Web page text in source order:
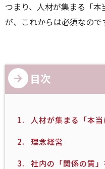
つまり、人材が集まる「
が、これからは必須なので
目次
1. 人材が集まる「本
2. 理念経営
3.
社内の「関係の質